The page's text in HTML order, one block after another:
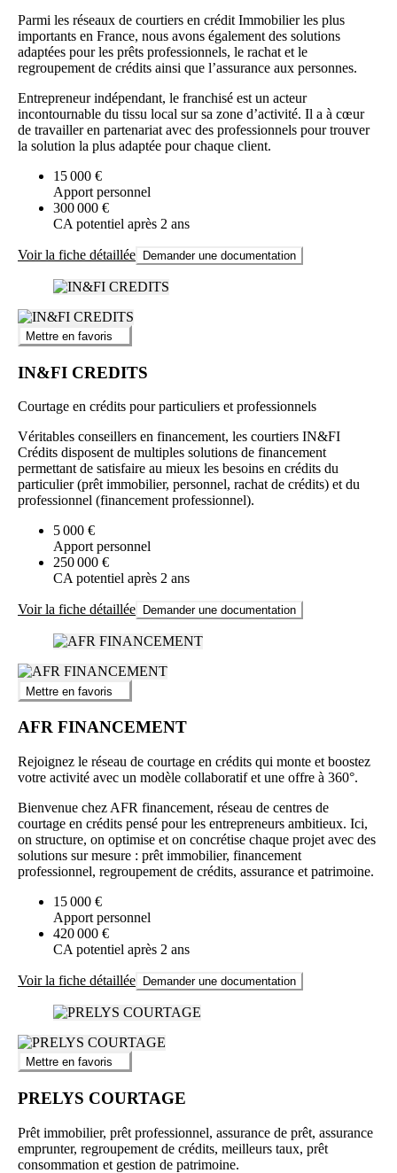
Parmi les réseaux de courtiers en crédit Immobilier les plus
importants en France, nous avons également des solutions
adaptées pour les prêts professionnels, le rachat et le
regroupement de crédits ainsi que l’assurance aux personnes.
Entrepreneur indépendant, le franchisé est un acteur
incontournable du tissu local sur sa zone d’activité. Il a à cœur
de travailler en partenariat avec des professionnels pour trouver
la solution la plus adaptée pour chaque client.
15 000 €
Apport personnel
300 000 €
CA potentiel après 2 ans
Voir la fiche détaillée Demander une documentation
Mettre en favoris
IN&FI CREDITS
Courtage en crédits pour particuliers et professionnels
Véritables conseillers en financement, les courtiers IN&FI
Crédits disposent de multiples solutions de financement
permettant de satisfaire au mieux les besoins en crédits du
particulier (prêt immobilier, personnel, rachat de crédits) et du
professionnel (financement professionnel).
5 000 €
Apport personnel
250 000 €
CA potentiel après 2 ans
Voir la fiche détaillée Demander une documentation
Mettre en favoris
AFR FINANCEMENT
Rejoignez le réseau de courtage en crédits qui monte et boostez
votre activité avec un modèle collaboratif et une offre à 360°.
Bienvenue chez AFR financement, réseau de centres de
courtage en crédits pensé pour les entrepreneurs ambitieux. Ici,
on structure, on optimise et on concrétise chaque projet avec des
solutions sur mesure : prêt immobilier, financement
professionnel, regroupement de crédits, assurance et patrimoine.
15 000 €
Apport personnel
420 000 €
CA potentiel après 2 ans
Voir la fiche détaillée Demander une documentation
Mettre en favoris
PRELYS COURTAGE
Prêt immobilier, prêt professionnel, assurance de prêt, assurance
emprunter, regroupement de crédits, meilleurs taux, prêt
consommation et gestion de patrimoine.